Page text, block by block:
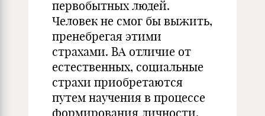
первобытных людей.
Человек не смог бы выжить,
пренебрегая этими
страхами. ВА отличие от
естественных, социальные
страхи приобретаются
путем научения в процессе
формирования личности.